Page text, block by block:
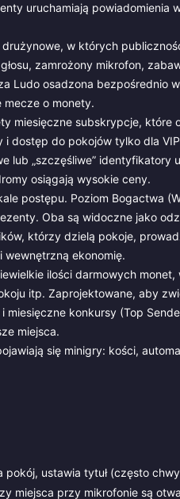
uruchamiają
w których
zamrożony mikrofon,
Ludo osadzona bezpośrednio
mecze o monety.
miesięczne subskrypcje, które
i dostęp do pokojów tylko dla
lub „szczęśliwe” identyfikatory
osiągają wysokie ceny.
postępu. Poziom Bogactwa
Oba są widoczne jako
którzy dzielą pokoje,
wewnętrzną ekonomię.
ilości darmowych monet,
itp. Zaprojektowane, aby
konkursy (Top
miejsca.
się minigry: kości,
ustawia tytuł (często
miejsca przy mikrofonie są